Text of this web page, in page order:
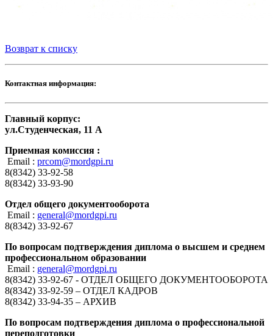
Возврат к списку
Контактная информация:
Главный корпус:
ул.Студенческая, 11 А
Приемная комиссия :
Email : prcom@mordgpi.ru
8(8342) 33-92-58
8(8342) 33-93-90
Отдел общего документооборота
Email : general@mordgpi.ru
8(8342) 33-92-67
По вопросам подтверждения диплома о высшем и среднем
профессиональном образовании
Email : general@mordgpi.ru
8(8342) 33-92-67 - ОТДЕЛ ОБЩЕГО ДОКУМЕНТООБОРОТА
8(8342) 33-92-59 – ОТДЕЛ КАДРОВ
8(8342) 33-94-35 – АРХИВ
По вопросам подтверждения диплома о профессиональной
переподготовки